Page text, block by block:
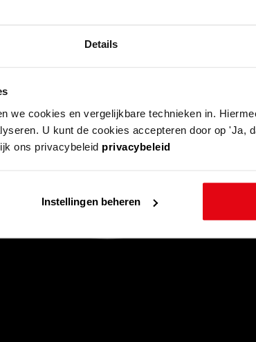
Details
we cookies en vergelijkbare technieken in.
U kunt de cookies accepteren door op 'Ja,
ons privacybeleid privacybeleid
Instellingen beheren